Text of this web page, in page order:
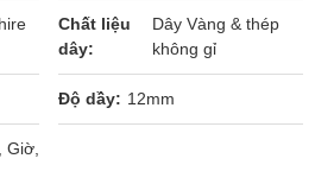
Chất liệu
dây
Dây Vàng & thép
không gỉ
Độ dầy 12mm
Giờ,